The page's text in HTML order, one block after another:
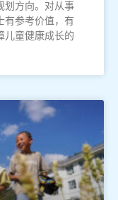
划方向。对从事
有参考价值，有
儿童健康成长的